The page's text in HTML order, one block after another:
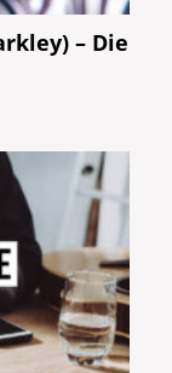
– Die